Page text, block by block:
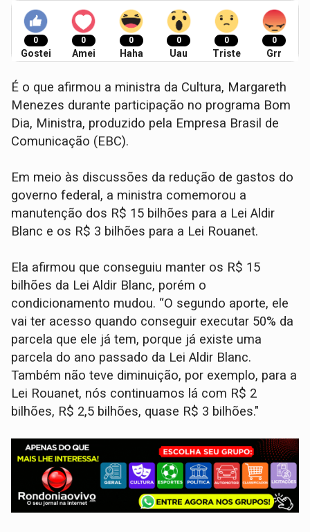
0
Gostei
0
Amei
0
Haha
0
Uau
0
Triste
0
Grr
É o que afirmou a ministra da Cultura, Margareth
Menezes durante participação no programa Bom
Dia, Ministra, produzido pela Empresa Brasil de
Comunicação (EBC).
Em meio às discussões da redução de gastos do
governo federal, a ministra comemorou a
manutenção dos R$ 15 bilhões para a Lei Aldir
Blanc e os R$ 3 bilhões para a Lei Rouanet.
Ela afirmou que conseguiu manter os R$ 15
bilhões da Lei Aldir Blanc, porém o
condicionamento mudou. “O segundo aporte, ele
vai ter acesso quando conseguir executar 50% da
parcela que ele já tem, porque já existe uma
parcela do ano passado da Lei Aldir Blanc.
Também não teve diminuição, por exemplo, para a
Lei Rouanet, nós continuamos lá com R$ 2
bilhões, R$ 2,5 bilhões, quase R$ 3 bilhões."